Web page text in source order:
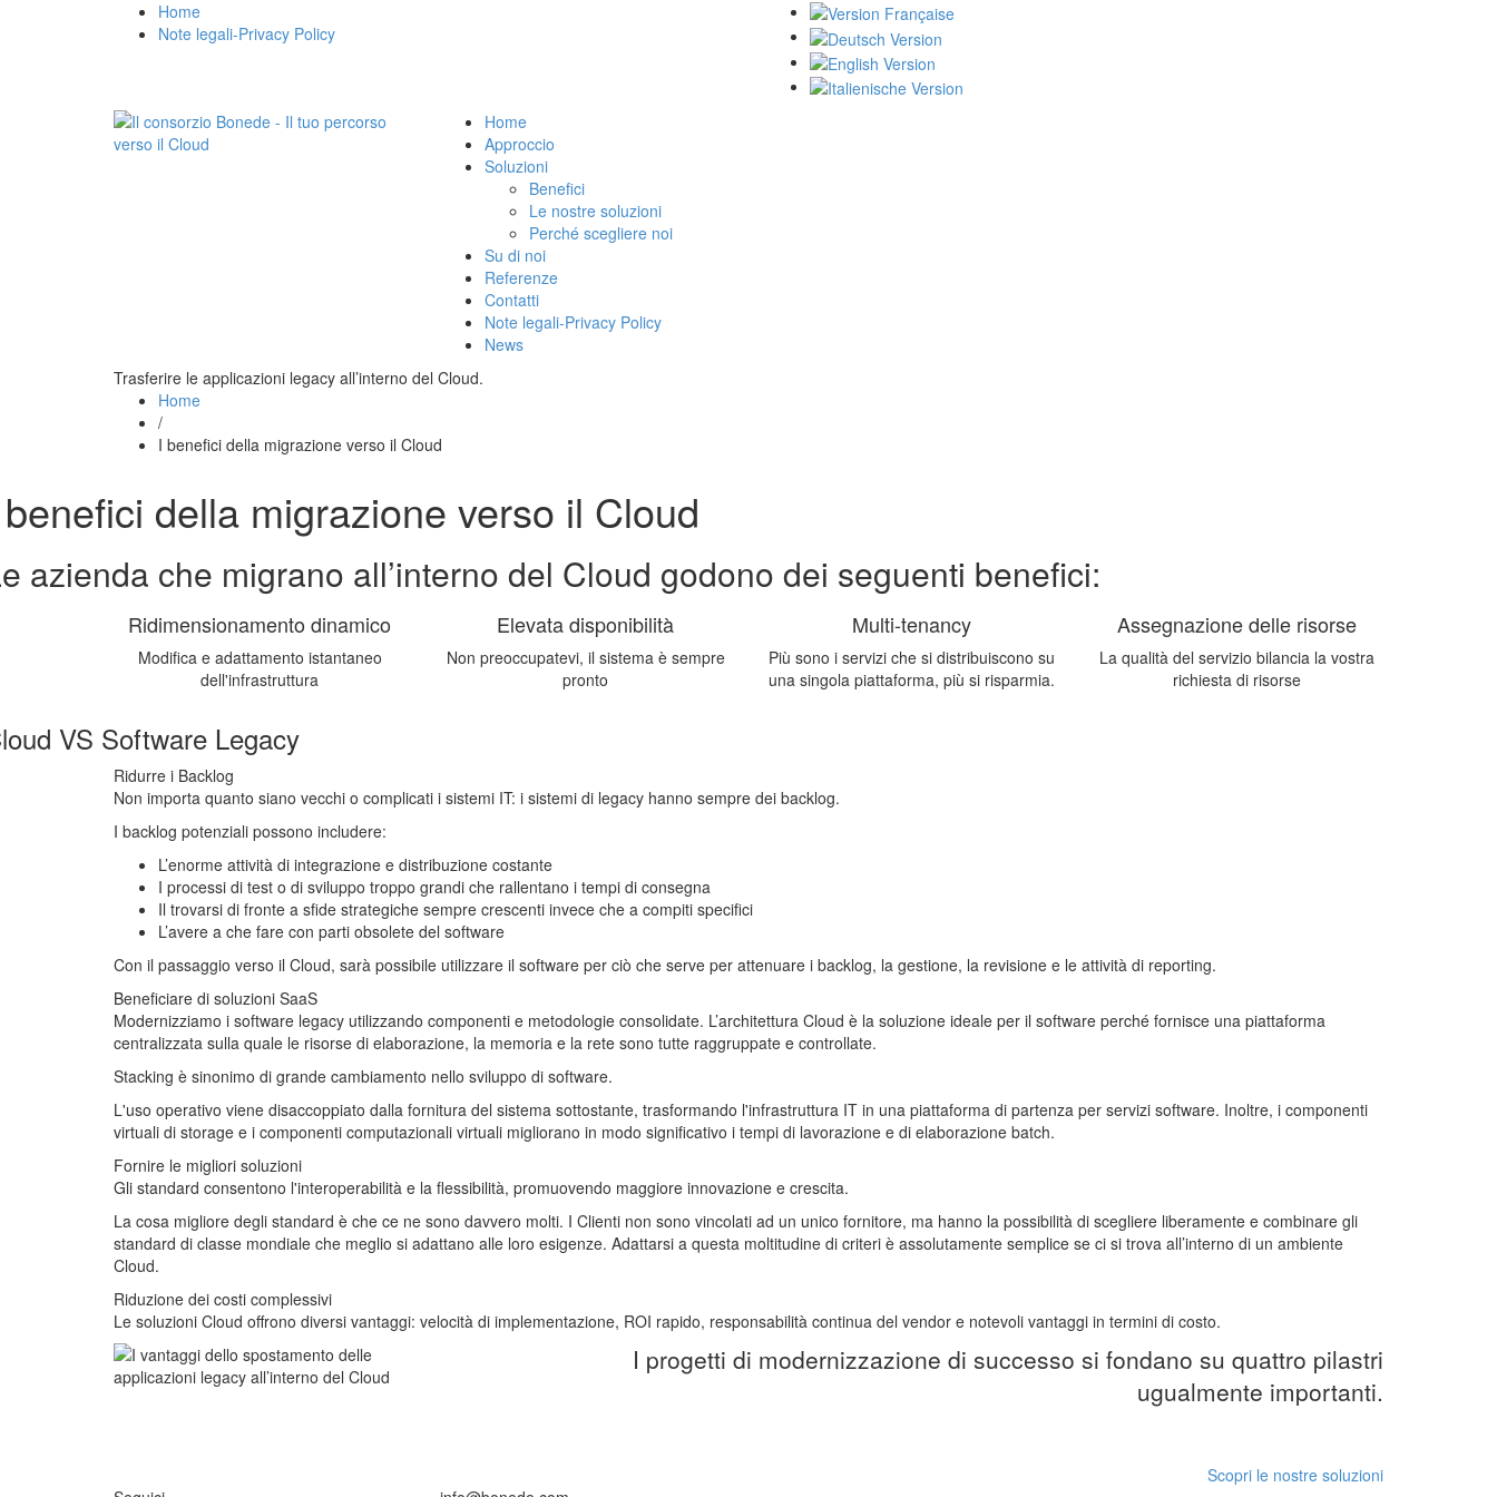
Home
Note legali-Privacy Policy
Home
Approccio
Soluzioni
Benefici
Le nostre soluzioni
Perché scegliere noi
Su di noi
Referenze
Contatti
Note legali-Privacy Policy
News
Trasferire le applicazioni legacy all’interno del Cloud.
Home
/
I benefici della migrazione verso il Cloud
della migrazione verso il Cloud
azienda che migrano all’interno del Cloud godono dei seguenti benefici:
Ridimensionamento dinamico
Modifica e adattamento istantaneo
dell'infrastruttura
Elevata disponibilità
Non preoccupatevi, il sistema è sempre
pronto
Multi-tenancy
Più sono i servizi che si distribuiscono su
una singola piattaforma, più si risparmia.
Assegnazione delle risorse
La qualità del servizio bilancia la vostra
richiesta di risorse
VS Software Legacy
Ridurre i Backlog
Non importa quanto siano vecchi o complicati i sistemi IT: i sistemi di legacy hanno sempre dei backlog.
I backlog potenziali possono includere:
L’enorme attività di integrazione e distribuzione costante
I processi di test o di sviluppo troppo grandi che rallentano i tempi di consegna
Il trovarsi di fronte a sfide strategiche sempre crescenti invece che a compiti specifici
L’avere a che fare con parti obsolete del software
Con il passaggio verso il Cloud, sarà possibile utilizzare il software per ciò che serve per attenuare i backlog, la gestione, la revisione e le attività di reporting.
Beneficiare di soluzioni SaaS
Modernizziamo i software legacy utilizzando componenti e metodologie consolidate. L’architettura Cloud è la soluzione ideale per il software perché fornisce una piattaforma
centralizzata sulla quale le risorse di elaborazione, la memoria e la rete sono tutte raggruppate e controllate.
Stacking è sinonimo di grande cambiamento nello sviluppo di software.
L'uso operativo viene disaccoppiato dalla fornitura del sistema sottostante, trasformando l'infrastruttura IT in una piattaforma di partenza per servizi software. Inoltre, i componenti
virtuali di storage e i componenti computazionali virtuali migliorano in modo significativo i tempi di lavorazione e di elaborazione batch.
Fornire le migliori soluzioni
Gli standard consentono l'interoperabilità e la flessibilità, promuovendo maggiore innovazione e crescita.
La cosa migliore degli standard è che ce ne sono davvero molti. I Clienti non sono vincolati ad un unico fornitore, ma hanno la possibilità di scegliere liberamente e combinare gli
standard di classe mondiale che meglio si adattano alle loro esigenze. Adattarsi a questa moltitudine di criteri è assolutamente semplice se ci si trova all’interno di un ambiente
Cloud.
Riduzione dei costi complessivi
Le soluzioni Cloud offrono diversi vantaggi: velocità di implementazione, ROI rapido, responsabilità continua del vendor e notevoli vantaggi in termini di costo.
I progetti di modernizzazione di successo si fondano su quattro pilastri
ugualmente importanti.
Scopri le nostre soluzioni